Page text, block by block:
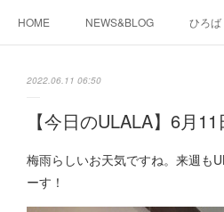
HOME NEWS&BLOG ひろば
2022.06.11 06:50
【今日のULALA】6月11
梅雨らしいお天気ですね。来週も
ーす！